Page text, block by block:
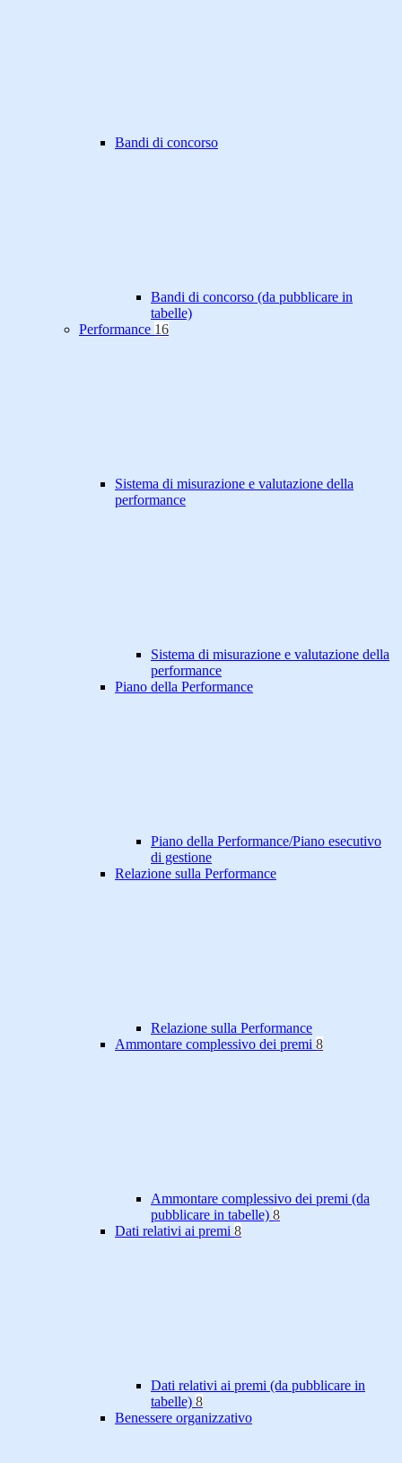
Bandi di concorso
Bandi di concorso (da pubblicare in
tabelle)
Performance 16
Sistema di misurazione e valutazione della
performance
Sistema di misurazione e valutazione della
performance
Piano della Performance
Piano della Performance/Piano esecutivo
di gestione
Relazione sulla Performance
Relazione sulla Performance
Ammontare complessivo dei premi 8
Ammontare complessivo dei premi (da
pubblicare in tabelle) 8
Dati relativi ai premi 8
Dati relativi ai premi (da pubblicare in
tabelle) 8
Benessere organizzativo